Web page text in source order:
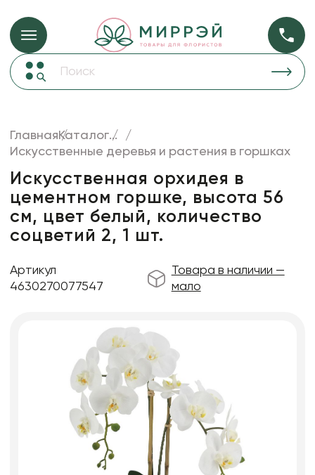
Упаковка для цветов и подарков Упаковка для
прозрачная
Коробки для цветов
Декор для дома
Лента
Товары для флористов
Пакеты для цветов и подарков
Изделия из металла
Игрушки мягкие
Изделия из металла
ГлавнаяКаталог...
Искусственные деревья и растения в горшках
Искусственная орхидея в
цементном горшке, высота 56
см, цвет белый, количество
соцветий 2, 1 шт.
Артикул
4630270077547
Товара в наличии —
мало